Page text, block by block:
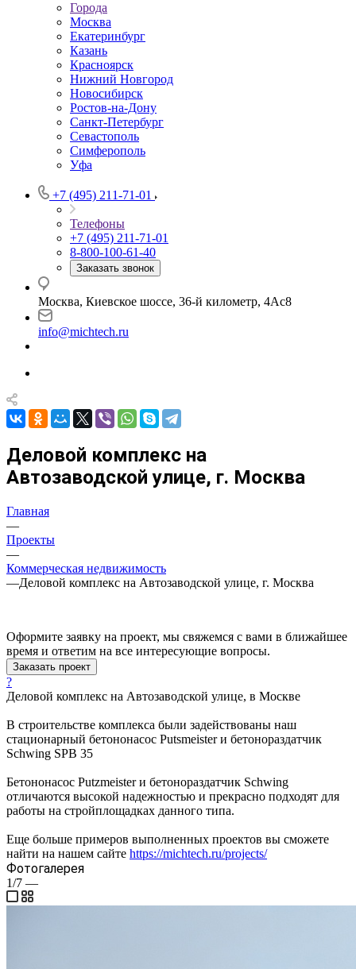
Города
Москва
Екатеринбург
Казань
Красноярск
Нижний Новгород
Новосибирск
Ростов-на-Дону
Санкт-Петербург
Севастополь
Симферополь
Уфа
+7 (495) 211-71-01
Телефоны
+7 (495) 211-71-01
8-800-100-61-40
Заказать звонок
Москва, Киевское шоссе, 36-й километр, 4Ас8
info@michtech.ru
Деловой комплекс на
Автозаводской улице, г. Москва
Главная
—
Проекты
—
Коммерческая недвижимость
—Деловой комплекс на Автозаводской улице, г. Москва
Оформите заявку на проект, мы свяжемся с вами в ближайшее
время и ответим на все интересующие вопросы.
Заказать проект
?
Деловой комплекс на Автозаводской улице, в Москве
В строительстве комплекса были задействованы наш
стационарный бетононасос Putsmeister и бетонораздатчик
Schwing SPB 35
Бетононасос Putzmeister и бетонораздатчик Schwing
отличаются высокой надежностью и прекрасно подходят для
работы на стройплощадках данного типа.
Еще больше примеров выполненных проектов вы сможете
найти на нашем сайте https://michtech.ru/projects/
Фотогалерея
1/7 —